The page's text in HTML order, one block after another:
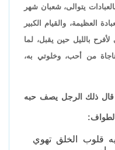
يتوالى، شعبان شهر
العظيمة، والقيام الكبير
بالليل حين يقبل، لما
من أحب، وخلوتي به،
قال ذلك الرجل يصف حبه
قلوب الخلق تهوي